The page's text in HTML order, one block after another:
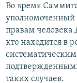
Во время
правам человека
кто находится в
таких случаев.